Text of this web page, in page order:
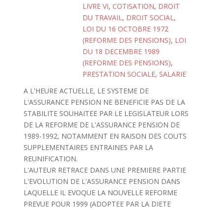
LIVRE VI, COTISATION, DROIT
DU TRAVAIL, DROIT SOCIAL,
LOI DU 16 OCTOBRE 1972
(REFORME DES PENSIONS), LOI
DU 18 DECEMBRE 1989
(REFORME DES PENSIONS),
PRESTATION SOCIALE, SALARIE
A L'HEURE ACTUELLE, LE SYSTEME DE
L'ASSURANCE PENSION NE BENEFICIE PAS DE LA
STABILITE SOUHAITEE PAR LE LEGISLATEUR LORS
DE LA REFORME DE L'ASSURANCE PENSION DE
1989-1992, NOTAMMENT EN RAISON DES COUTS
SUPPLEMENTAIRES ENTRAINES PAR LA
REUNIFICATION.
L'AUTEUR RETRACE DANS UNE PREMIERE PARTIE
L'EVOLUTION DE L'ASSURANCE PENSION DANS
LAQUELLE IL EVOQUE LA NOUVELLE REFORME
PREVUE POUR 1999 (ADOPTEE PAR LA DIETE